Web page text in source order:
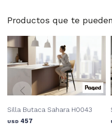
Productos que te
Silla Butaca Sahara H0043
USD 457